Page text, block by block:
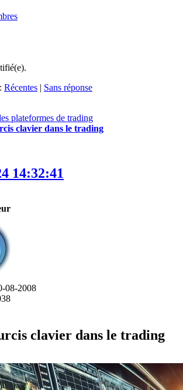
Récentes | Sans réponse
plateformes de trading
clavier dans le trading
14:32:41
08-2008
clavier dans le trading